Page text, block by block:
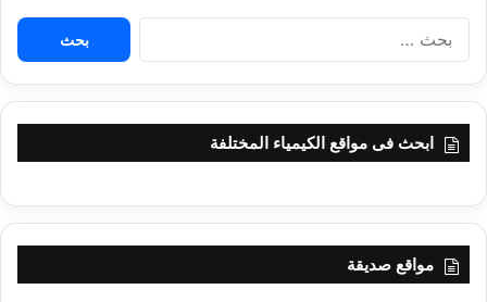
البحث
ابحث فى مواقع الكيمياء المختلفة
مواقع صديقة